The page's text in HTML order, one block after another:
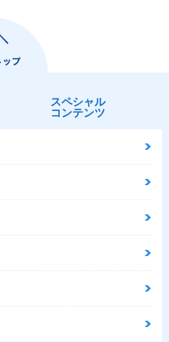
スペシャル
コンテンツ